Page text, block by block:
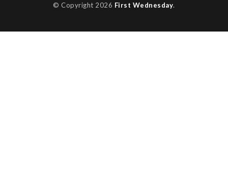
© Copyright 2026 First Wednesday.